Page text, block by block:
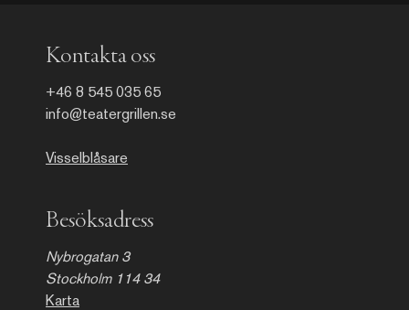
very restaurant, and in the
holds within Stockholm’s
artistic history. The exhibition
becomes not only a display of
remembrance, festivity, and
Kontakta oss
+46 8 545 035 65
info@teatergrillen.se
Visselblåsare
Besöksadress
Nybrogatan 3
Stockholm 114 34
Karta